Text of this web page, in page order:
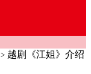
> 越剧《江姐》介绍